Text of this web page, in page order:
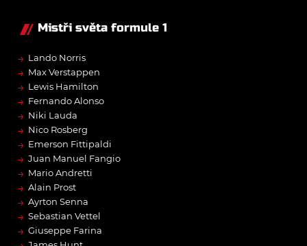
Mistři světa formule 1
→ Lando Norris
→ Max Verstappen
→ Lewis Hamilton
→ Fernando Alonso
→ Niki Lauda
→ Nico Rosberg
→ Emerson Fittipaldi
→ Juan Manuel Fangio
→ Mario Andretti
→ Alain Prost
→ Ayrton Senna
→ Sebastian Vettel
→ Giuseppe Farina